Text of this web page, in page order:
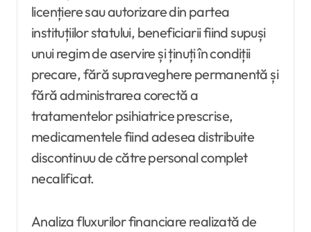
licențiere sau autorizare din partea
instituțiilor statului, beneficiarii fiind supuși
unui regim de aservire și ținuți în condiții
precare, fără supraveghere permanentă și
fără administrarea corectă a
tratamentelor psihiatrice prescrise,
medicamentele fiind adesea distribuite
discontinuu de către personal complet
necalificat.
Analiza fluxurilor financiare realizată de